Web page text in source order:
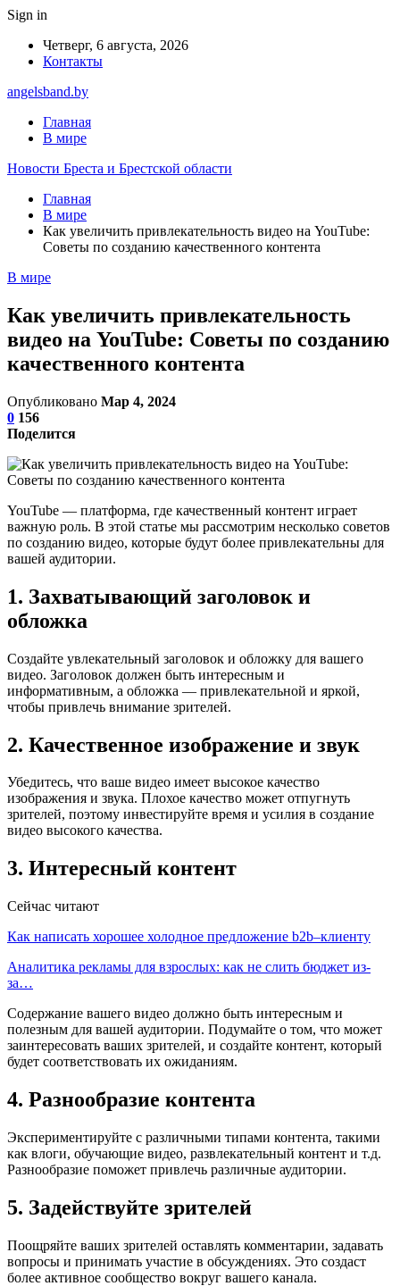
Sign in
Четверг, 6 августа, 2026
Контакты
angelsband.by
Главная
В мире
Новости Бреста и Брестской области
Главная
В мире
Как увеличить привлекательность видео на YouTube:
Советы по созданию качественного контента
В мире
Как увеличить привлекательность
видео на YouTube: Советы по созданию
качественного контента
Опубликовано Мар 4, 2024
0 156
Поделится
YouTube — платформа, где качественный контент играет
важную роль. В этой статье мы рассмотрим несколько советов
по созданию видео, которые будут более привлекательны для
вашей аудитории.
1. Захватывающий заголовок и
обложка
Создайте увлекательный заголовок и обложку для вашего
видео. Заголовок должен быть интересным и
информативным, а обложка — привлекательной и яркой,
чтобы привлечь внимание зрителей.
2. Качественное изображение и звук
Убедитесь, что ваше видео имеет высокое качество
изображения и звука. Плохое качество может отпугнуть
зрителей, поэтому инвестируйте время и усилия в создание
видео высокого качества.
3. Интересный контент
Сейчас читают
Как написать хорошее холодное предложение b2b–клиенту
Аналитика рекламы для взрослых: как не слить бюджет из-
за…
Содержание вашего видео должно быть интересным и
полезным для вашей аудитории. Подумайте о том, что может
заинтересовать ваших зрителей, и создайте контент, который
будет соответствовать их ожиданиям.
4. Разнообразие контента
Экспериментируйте с различными типами контента, такими
как влоги, обучающие видео, развлекательный контент и т.д.
Разнообразие поможет привлечь различные аудитории.
5. Задействуйте зрителей
Поощряйте ваших зрителей оставлять комментарии, задавать
вопросы и принимать участие в обсуждениях. Это создаст
более активное сообщество вокруг вашего канала.